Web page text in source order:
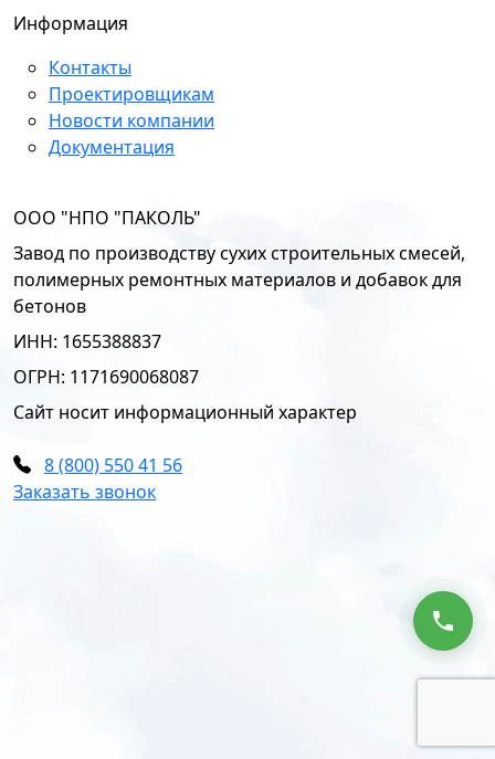
Информация
Контакты
Проектировщикам
Новости компании
Документация
OOO "НПО "ПАКОЛЬ"
Завод по производству сухих строительных смесей,
полимерных ремонтных материалов и добавок для
бетонов
ИНН: 1655388837
ОГРН: 1171690068087
Сайт носит информационный характер
8 (800) 550 41 56
Заказать звонок